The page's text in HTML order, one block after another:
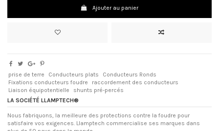
Ajouter au panier
prise de terre Conducteurs plats
Conducteurs Ronds
Fixations conducteurs foudre
raccordement des conducteurs
Liaison équipotentielle
shunts pré-percés
LA SOCIÉTÉ LLAMPTECH®
Nous fabriquons, la meilleure des protections contre la foudre pour
satisfaire vos exigences. Llamptech commercialise ses marques dans